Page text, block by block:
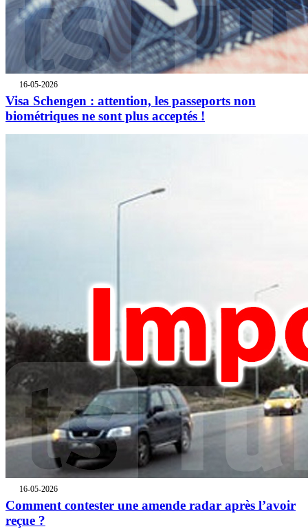
16-05-2026
Visa Schengen : attention, les passeports non
biométriques ne sont plus acceptés !
16-05-2026
Comment contester une amende radar après l’avoir
reçue ?